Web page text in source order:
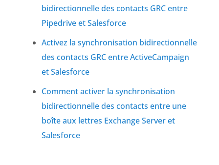
bidirectionnelle des contacts GRC entre
Pipedrive et Salesforce
Activez la synchronisation bidirectionnelle
des contacts GRC entre ActiveCampaign
et Salesforce
Comment activer la synchronisation
bidirectionnelle des contacts entre une
boîte aux lettres Exchange Server et
Salesforce